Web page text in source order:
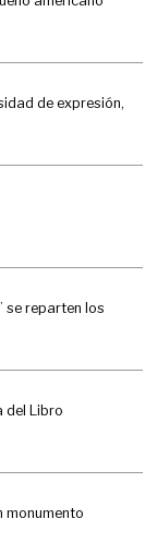
de expresión,
se reparten los
del Libro
monumento